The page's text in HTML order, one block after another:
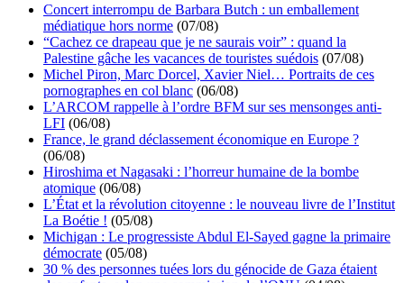
Concert interrompu de Barbara Butch : un emballement
médiatique hors norme (07/08)
“Cachez ce drapeau que je ne saurais voir” : quand la
Palestine gâche les vacances de touristes suédois (07/08)
Michel Piron, Marc Dorcel, Xavier Niel… Portraits de ces
pornographes en col blanc (06/08)
L’ARCOM rappelle à l’ordre BFM sur ses mensonges anti-
LFI (06/08)
France, le grand déclassement économique en Europe ?
(06/08)
Hiroshima et Nagasaki : l’horreur humaine de la bombe
atomique (06/08)
L’État et la révolution citoyenne : le nouveau livre de l’Institut
La Boétie ! (05/08)
Michigan : Le progressiste Abdul El-Sayed gagne la primaire
démocrate (05/08)
30 % des personnes tuées lors du génocide de Gaza étaient